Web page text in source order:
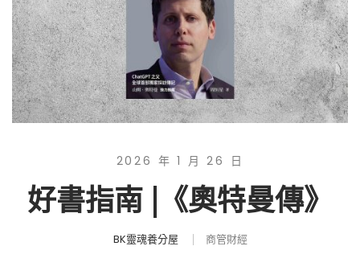
2026 年 1 月 26 日
好書指南 |《奧特曼傳》
BK靈魂養分屋 商管財經